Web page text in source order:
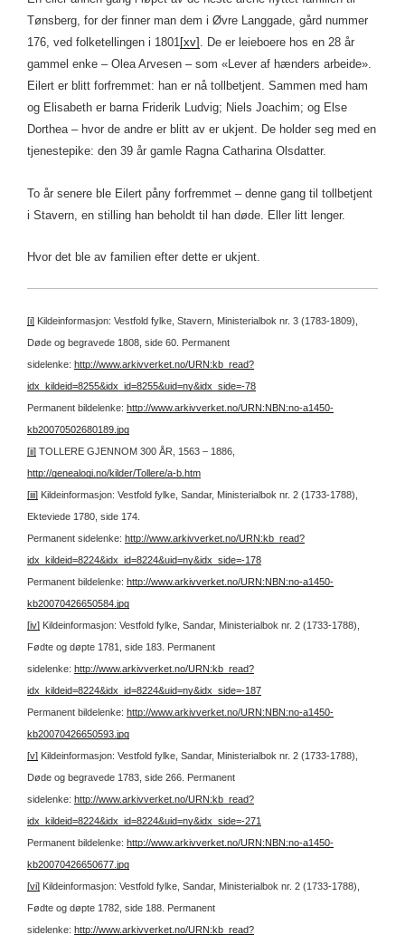
Tønsberg, for der finner man dem i Øvre Langgade, gård nummer
176, ved folketellingen i 1801[xv] . De er leieboere hos en 28 år
gammel enke – Olea Arvesen – som «Lever af hænders arbeide».
Eilert er blitt forfremmet: han er nå tollbetjent. Sammen med ham
og Elisabeth er barna Friderik Ludvig; Niels Joachim; og Else
Dorthea – hvor de andre er blitt av er ukjent. De holder seg med en
tjenestepike: den 39 år gamle Ragna Catharina Olsdatter.
To år senere ble Eilert påny forfremmet – denne gang til tollbetjent
i Stavern, en stilling han beholdt til han døde. Eller litt lenger.
Hvor det ble av familien efter dette er ukjent.
[i] Kildeinformasjon: Vestfold fylke, Stavern, Ministerialbok nr. 3 (1783-1809),
Døde og begravede 1808, side 60. Permanent
sidelenke: http://www.arkivverket.no/URN:kb_read?
idx_kildeid=8255&idx_id=8255&uid=ny&idx_side=-78
Permanent bildelenke: http://www.arkivverket.no/URN:NBN:no-a1450-
kb20070502680189.jpg
[ii] TOLLERE GJENNOM 300 ÅR, 1563 – 1886,
http://genealogi.no/kilder/Tollere/a-b.htm
[iii] Kildeinformasjon: Vestfold fylke, Sandar, Ministerialbok nr. 2 (1733-1788),
Ekteviede 1780, side 174.
Permanent sidelenke: http://www.arkivverket.no/URN:kb_read?
idx_kildeid=8224&idx_id=8224&uid=ny&idx_side=-178
Permanent bildelenke: http://www.arkivverket.no/URN:NBN:no-a1450-
kb20070426650584.jpg
[iv] Kildeinformasjon: Vestfold fylke, Sandar, Ministerialbok nr. 2 (1733-1788),
Fødte og døpte 1781, side 183. Permanent
sidelenke: http://www.arkivverket.no/URN:kb_read?
idx_kildeid=8224&idx_id=8224&uid=ny&idx_side=-187
Permanent bildelenke: http://www.arkivverket.no/URN:NBN:no-a1450-
kb20070426650593.jpg
[v] Kildeinformasjon: Vestfold fylke, Sandar, Ministerialbok nr. 2 (1733-1788),
Døde og begravede 1783, side 266. Permanent
sidelenke: http://www.arkivverket.no/URN:kb_read?
idx_kildeid=8224&idx_id=8224&uid=ny&idx_side=-271
Permanent bildelenke: http://www.arkivverket.no/URN:NBN:no-a1450-
kb20070426650677.jpg
[vi] Kildeinformasjon: Vestfold fylke, Sandar, Ministerialbok nr. 2 (1733-1788),
Fødte og døpte 1782, side 188. Permanent
sidelenke: http://www.arkivverket.no/URN:kb_read?